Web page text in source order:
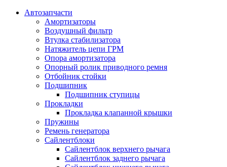
Автозапчасти
Амортизаторы
Воздушный фильтр
Втулка стабилизатора
Натяжитель цепи ГРМ
Опора амортизатора
Опорный ролик приводного ремня
Отбойник стойки
Подшипник
Подшипник ступицы
Прокладки
Прокладка клапанной крышки
Пружины
Ремень генератора
Сайлентблоки
Сайлентблок верхнего рычага
Сайлентблок заднего рычага